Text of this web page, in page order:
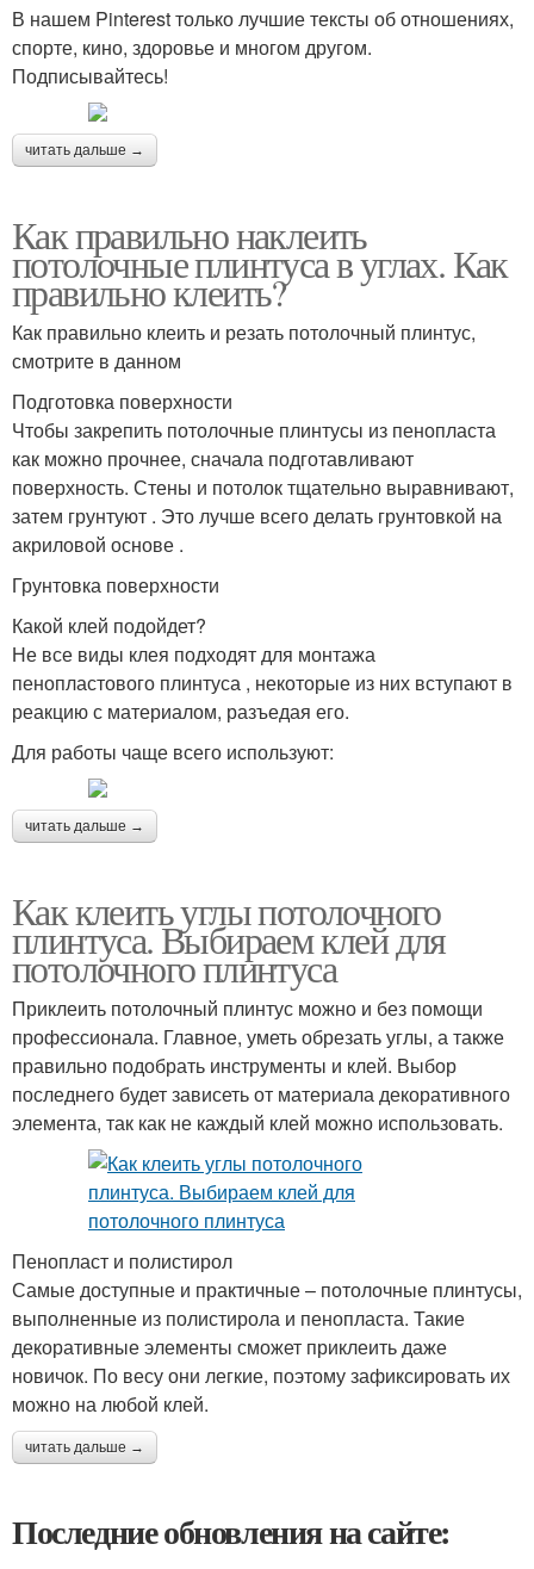
В нашем Pinterest только лучшие тексты об отношениях,
спорте, кино, здоровье и многом другом.
Подписывайтесь!
читать дальше →
Как правильно наклеить
потолочные плинтуса в углах. Как
правильно клеить?
Как правильно клеить и резать потолочный плинтус,
смотрите в данном
Подготовка поверхности
Чтобы закрепить потолочные плинтусы из пенопласта
как можно прочнее, сначала подготавливают
поверхность. Стены и потолок тщательно выравнивают,
затем грунтуют . Это лучше всего делать грунтовкой на
акриловой основе .
Грунтовка поверхности
Какой клей подойдет?
Не все виды клея подходят для монтажа
пенопластового плинтуса , некоторые из них вступают в
реакцию с материалом, разъедая его.
Для работы чаще всего используют:
читать дальше →
Как клеить углы потолочного
плинтуса. Выбираем клей для
потолочного плинтуса
Приклеить потолочный плинтус можно и без помощи
профессионала. Главное, уметь обрезать углы, а также
правильно подобрать инструменты и клей. Выбор
последнего будет зависеть от материала декоративного
элемента, так как не каждый клей можно использовать.
Пенопласт и полистирол
Самые доступные и практичные – потолочные плинтусы,
выполненные из полистирола и пенопласта. Такие
декоративные элементы сможет приклеить даже
новичок. По весу они легкие, поэтому зафиксировать их
можно на любой клей.
читать дальше →
Последние обновления на сайте: